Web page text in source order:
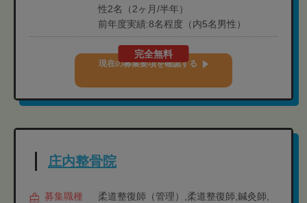
性2名（2ヶ月/半年）
前年度実績:8名程度（内5名男性）
完全無料
現在の募集要項を確認する
庄内整骨院
募集職種
柔道整復師（管理）,柔道整復師,鍼灸師,